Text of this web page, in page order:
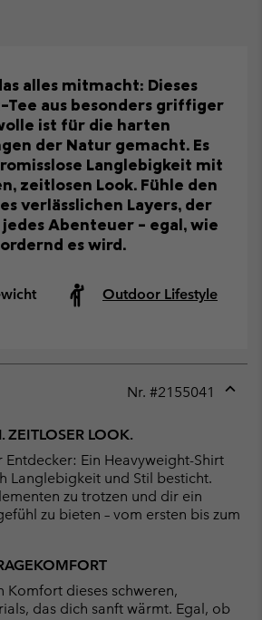
alles mitmacht: Dieses
aus besonders griffiger
ist für die harten
der Natur gemacht. Es
Langlebigkeit mit
zeitlosen Look. Fühle den
verlässlichen Layers, der
Abenteuer – egal, wie
es wird.
Outdoor Lifestyle
Nr. #2155041
ZEITLOSER LOOK.
Entdecker: Ein Heavyweight-Shirt
Langlebigkeit und Stil besticht.
zu trotzen und dir ein
zu bieten – vom ersten bis zum
Komfort dieses schweren,
das dich sanft wärmt. Egal, ob